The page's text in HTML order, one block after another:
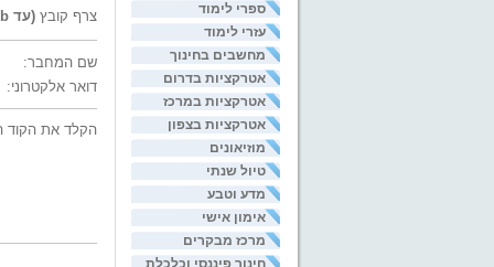
ספרי לימוד
עזרי לימוד
מחשבים בחינוך
אטרקציות בדרום
אטרקציות במרכז
אטרקציות בצפון
מוזיאונים
טיול שנתי
מדע וטבע
אימון אישי
מרכז מבקרים
חינוך פיננסי וכלכלת
צרף קובץ(עד 200kb)
שם המחבר:
דואר אלקטרוני:
הקלד את הקוד